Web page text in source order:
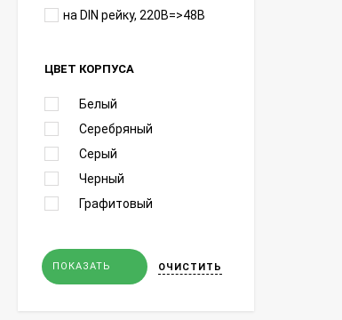
на DIN рейку, 220В=>48В
ЦВЕТ КОРПУСА
Белый
Серебряный
Серый
Черный
Графитовый
ПОКАЗАТЬ ОЧИСТИТЬ